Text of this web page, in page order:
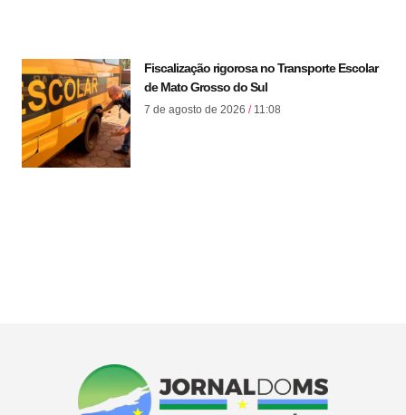
Fiscalização rigorosa no Transporte Escolar
de Mato Grosso do Sul
7 de agosto de 2026 11:08